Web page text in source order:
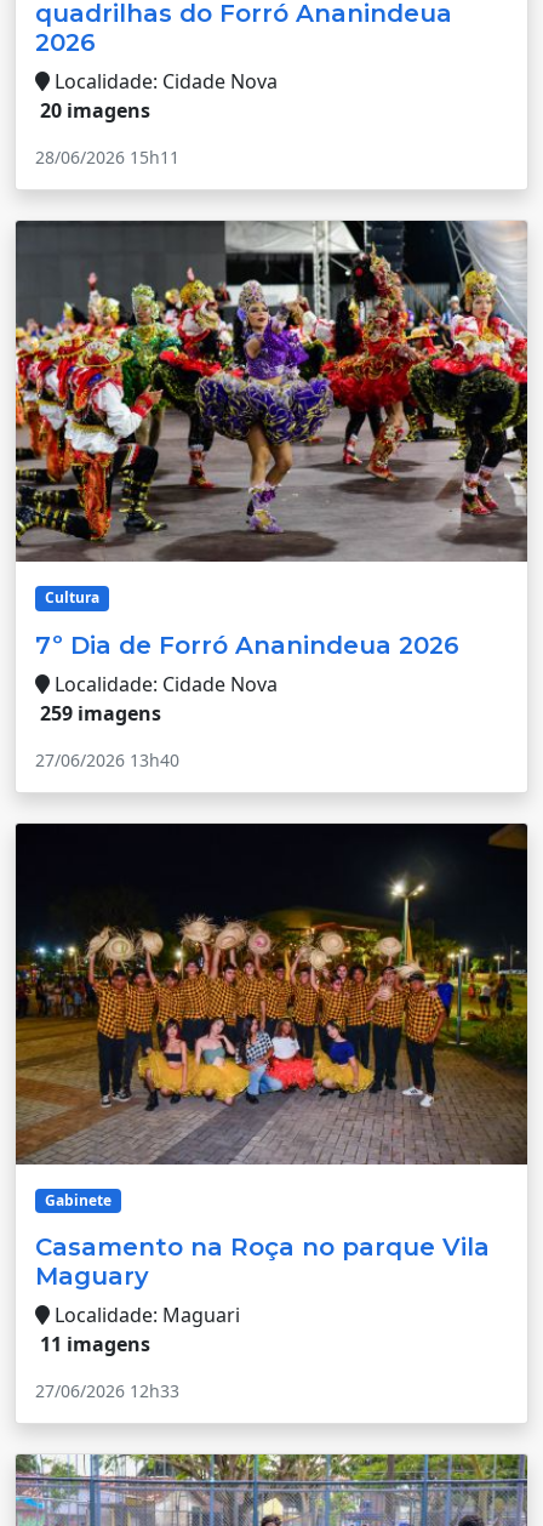
quadrilhas do Forró Ananindeua
2026
Localidade: Cidade Nova
20 imagens
28/06/2026 15h11
Cultura
7º Dia de Forró Ananindeua 2026
Localidade: Cidade Nova
259 imagens
27/06/2026 13h40
Gabinete
Casamento na Roça no parque Vila
Maguary
Localidade: Maguari
11 imagens
27/06/2026 12h33